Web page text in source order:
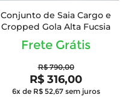
Conjunto de Saia Cargo e
Cropped Gola Alta Fucsia
Frete Grátis
R$ 790,00
R$ 316,00
6x de R$ 52,67 sem juros